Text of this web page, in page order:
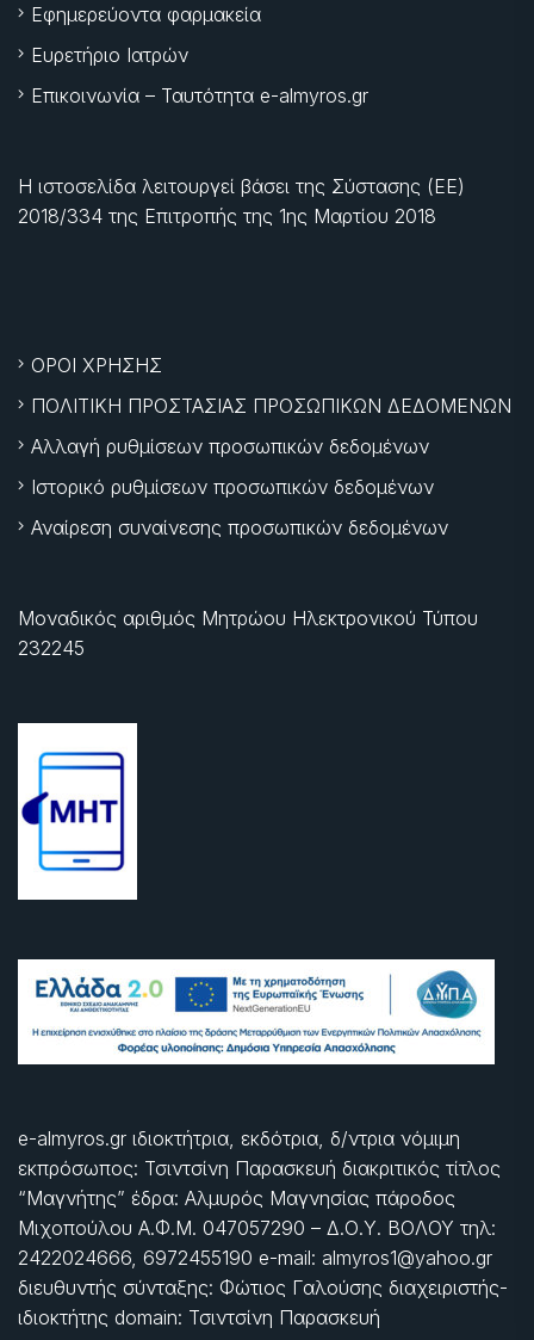
Εφημερεύοντα φαρμακεία
Ευρετήριο Ιατρών
Επικοινωνία – Ταυτότητα e-almyros.gr
Η ιστοσελίδα λειτουργεί βάσει της Σύστασης (ΕΕ)
2018/334 της Επιτροπής της 1ης Μαρτίου 2018
ΟΡΟΙ ΧΡΗΣΗΣ
ΠΟΛΙΤΙΚΗ ΠΡΟΣΤΑΣΙΑΣ ΠΡΟΣΩΠΙΚΩΝ ΔΕΔΟΜΕΝΩΝ
Αλλαγή ρυθμίσεων προσωπικών δεδομένων
Ιστορικό ρυθμίσεων προσωπικών δεδομένων
Αναίρεση συναίνεσης προσωπικών δεδομένων
Μοναδικός αριθμός Μητρώου Ηλεκτρονικού Τύπου
232245
e-almyros.gr ιδιοκτήτρια, εκδότρια, δ/ντρια νόμιμη
εκπρόσωπος: Τσιντσίνη Παρασκευή διακριτικός τίτλος
“Μαγνήτης” έδρα: Αλμυρός Μαγνησίας πάροδος
Μιχοπούλου Α.Φ.Μ. 047057290 – Δ.Ο.Υ. ΒΟΛΟΥ τηλ:
2422024666, 6972455190 e-mail: almyros1@yahoo.gr
διευθυντής σύνταξης: Φώτιος Γαλούσης διαχειριστής-
ιδιοκτήτης domain: Τσιντσίνη Παρασκευή